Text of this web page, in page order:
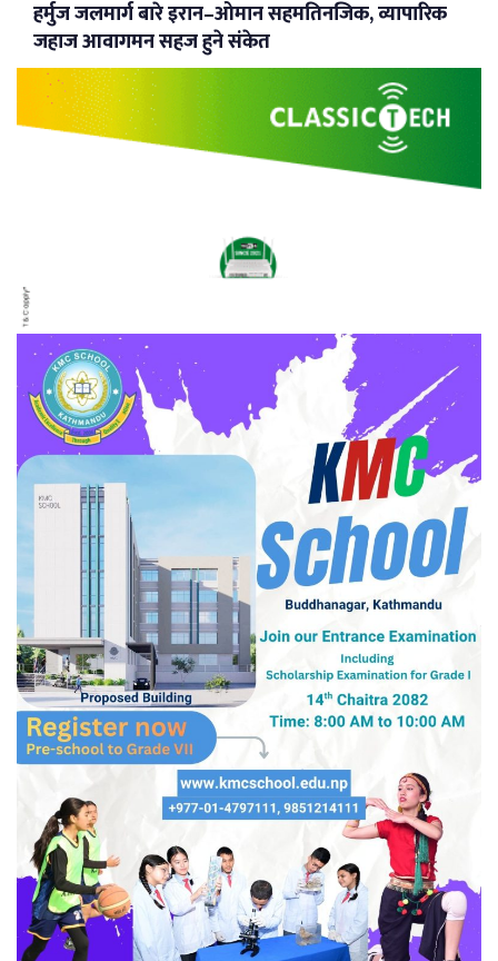
हर्मुज जलमार्ग बारे इरान–ओमान सहमतिनजिक, व्यापारिक
जहाज आवागमन सहज हुने संकेत